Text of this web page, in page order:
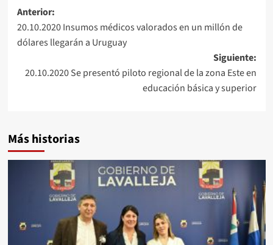
Navegación
de
entradas
Anterior:
20.10.2020 Insumos médicos valorados en un millón de
dólares llegarán a Uruguay
Siguiente:
20.10.2020 Se presentó piloto regional de la zona Este en
educación básica y superior
Más historias